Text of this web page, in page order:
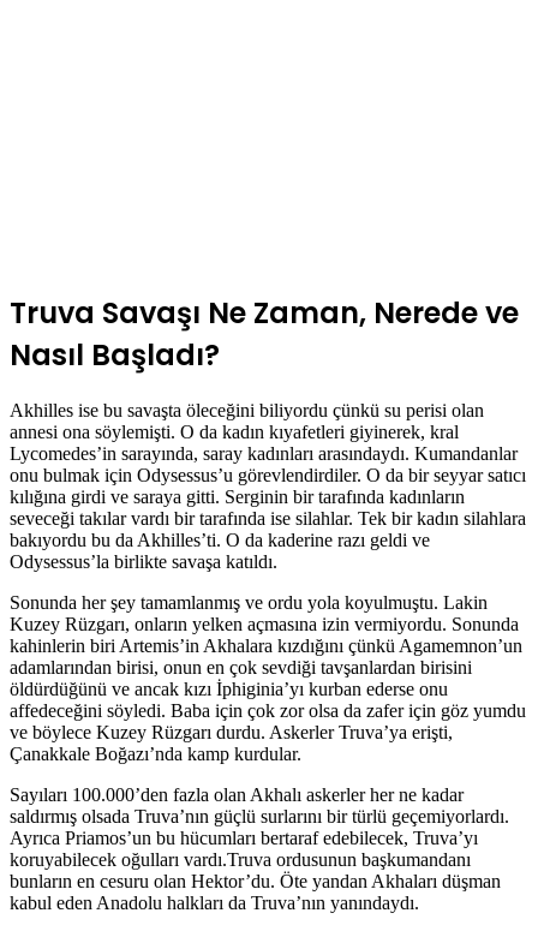
Truva Savaşı Ne Zaman, Nerede ve
Nasıl Başladı?
Akhilles ise bu savaşta öleceğini biliyordu çünkü su perisi olan
annesi ona söylemişti. O da kadın kıyafetleri giyinerek, kral
Lycomedes’in sarayında, saray kadınları arasındaydı. Kumandanlar
onu bulmak için Odysessus’u görevlendirdiler. O da bir seyyar satıcı
kılığına girdi ve saraya gitti. Serginin bir tarafında kadınların
seveceği takılar vardı bir tarafında ise silahlar. Tek bir kadın silahlara
bakıyordu bu da Akhilles’ti. O da kaderine razı geldi ve
Odysessus’la birlikte savaşa katıldı.
Sonunda her şey tamamlanmış ve ordu yola koyulmuştu. Lakin
Kuzey Rüzgarı, onların yelken açmasına izin vermiyordu. Sonunda
kahinlerin biri Artemis’in Akhalara kızdığını çünkü Agamemnon’un
adamlarından birisi, onun en çok sevdiği tavşanlardan birisini
öldürdüğünü ve ancak kızı İphiginia’yı kurban ederse onu
affedeceğini söyledi. Baba için çok zor olsa da zafer için göz yumdu
ve böylece Kuzey Rüzgarı durdu. Askerler Truva’ya erişti,
Çanakkale Boğazı’nda kamp kurdular.
Sayıları 100.000’den fazla olan Akhalı askerler her ne kadar
saldırmış olsada Truva’nın güçlü surlarını bir türlü geçemiyorlardı.
Ayrıca Priamos’un bu hücumları bertaraf edebilecek, Truva’yı
koruyabilecek oğulları vardı.Truva ordusunun başkumandanı
bunların en cesuru olan Hektor’du. Öte yandan Akhaları düşman
kabul eden Anadolu halkları da Truva’nın yanındaydı.